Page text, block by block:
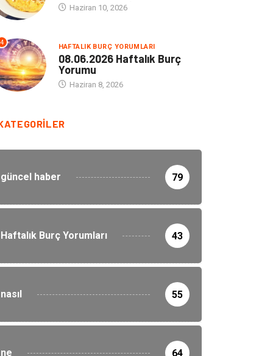
Haziran 10, 2026
4 HAFTALIK BURÇ YORUMLARI
08.06.2026 Haftalık Burç
Yorumu
Haziran 8, 2026
güncel haber 79
Haftalık Burç Yorumları 43
nasıl 55
ne 64